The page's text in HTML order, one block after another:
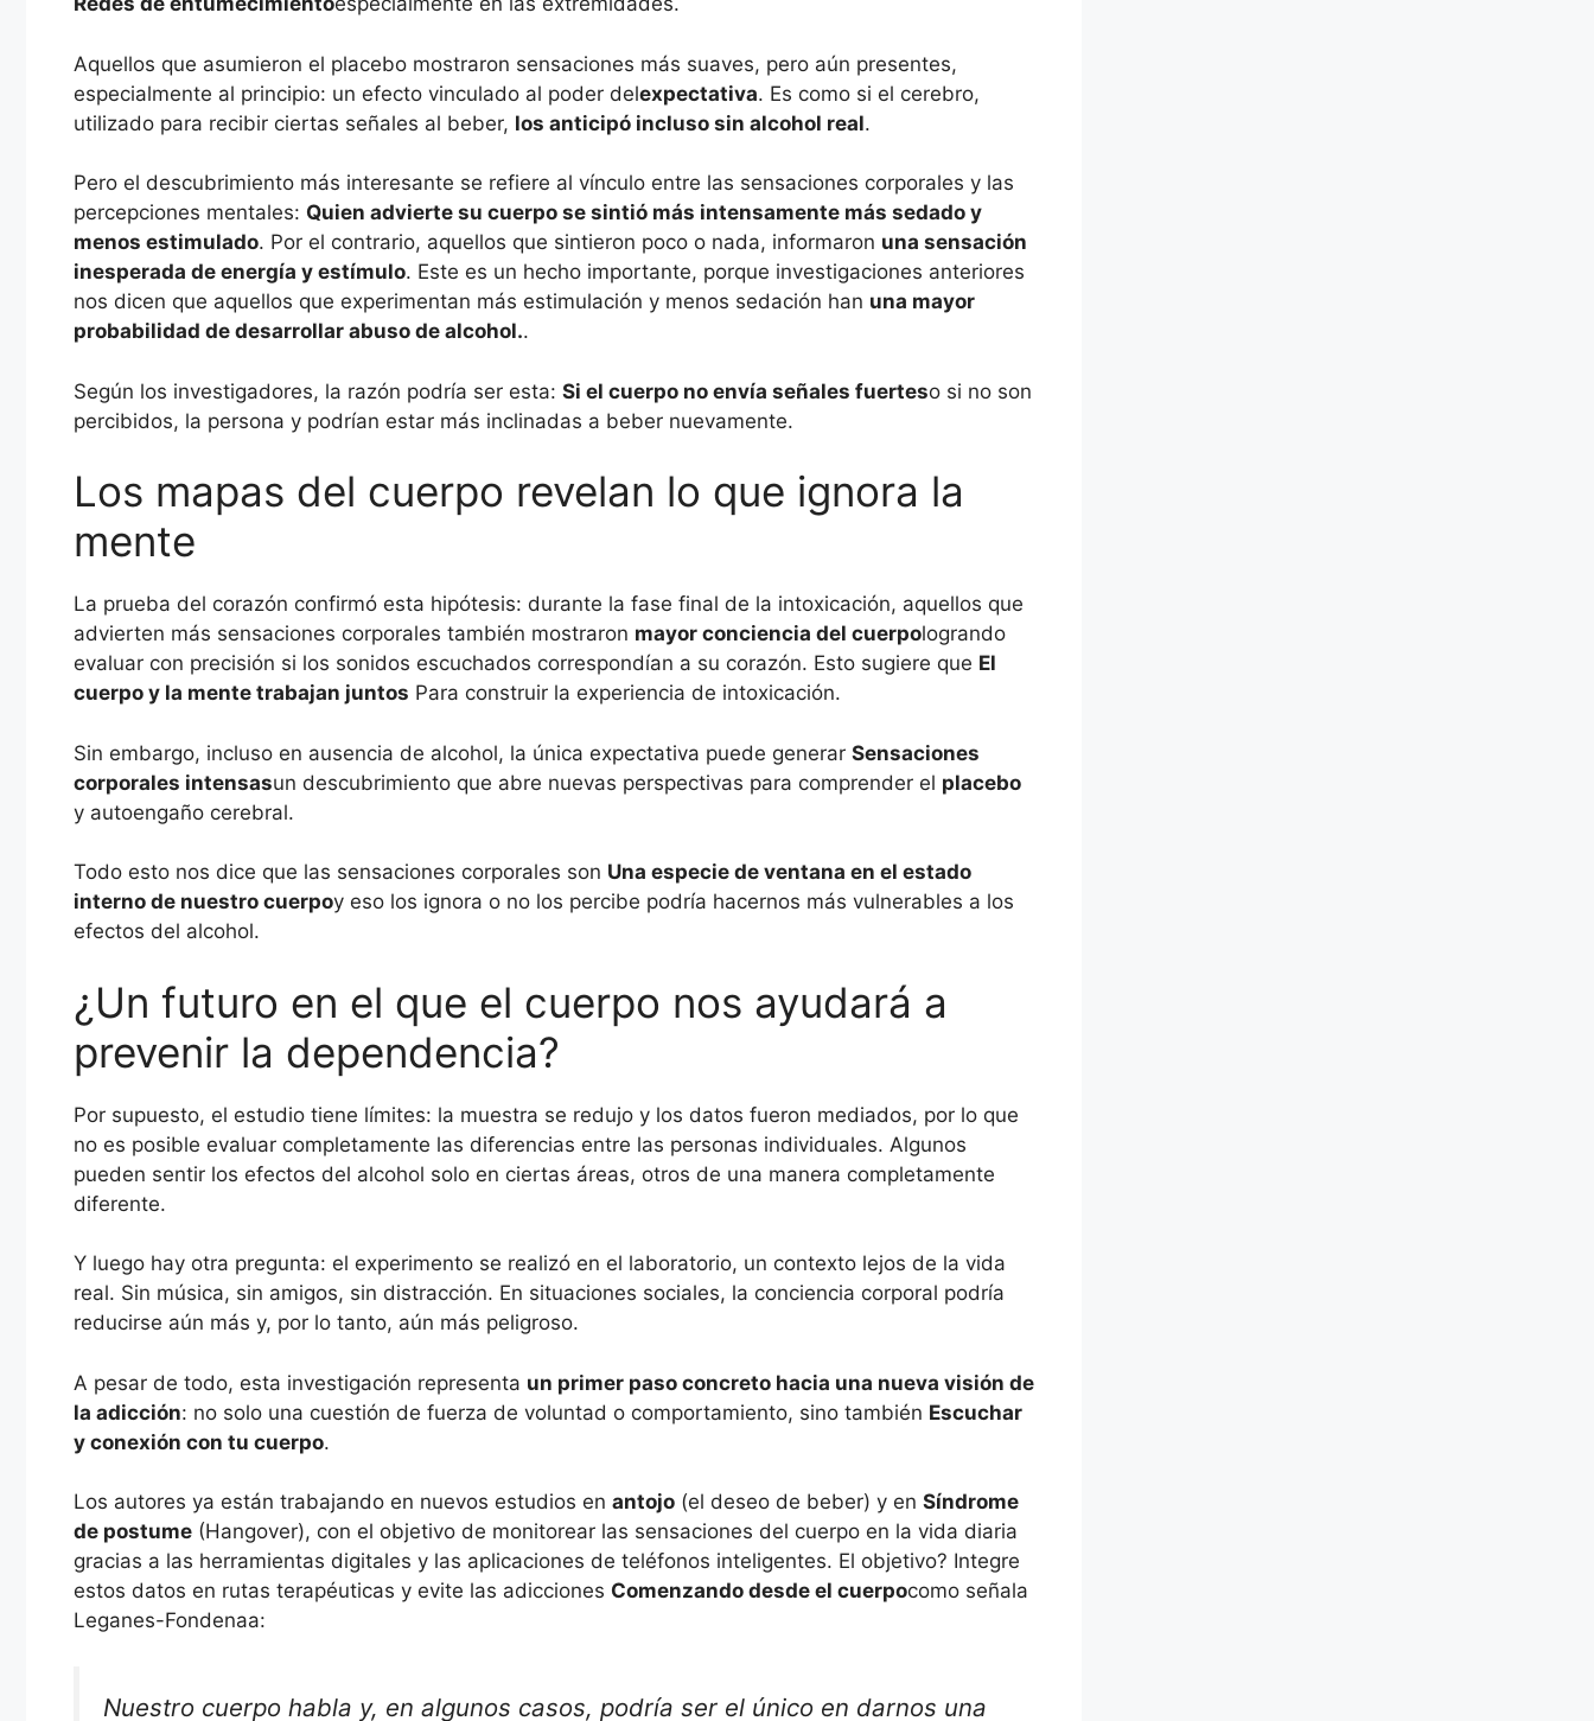
Aquellos que asumieron el placebo mostraron sensaciones más suaves, pero aún presentes,
especialmente al principio: un efecto vinculado al poder delexpectativa. Es como si el cerebro,
utilizado para recibir ciertas señales al beber, los anticipó incluso sin alcohol real.
Pero el descubrimiento más interesante se refiere al vínculo entre las sensaciones corporales y las
percepciones mentales: Quien advierte su cuerpo se sintió más intensamente más sedado y
menos estimulado. Por el contrario, aquellos que sintieron poco o nada, informaron una sensación
inesperada de energía y estímulo. Este es un hecho importante, porque investigaciones anteriores
nos dicen que aquellos que experimentan más estimulación y menos sedación han una mayor
probabilidad de desarrollar abuso de alcohol..
Según los investigadores, la razón podría ser esta: Si el cuerpo no envía señales fuerteso si no son
percibidos, la persona y podrían estar más inclinadas a beber nuevamente.
Los mapas del cuerpo revelan lo que ignora la
mente
La prueba del corazón confirmó esta hipótesis: durante la fase final de la intoxicación, aquellos que
advierten más sensaciones corporales también mostraron mayor conciencia del cuerpologrando
evaluar con precisión si los sonidos escuchados correspondían a su corazón. Esto sugiere que El
cuerpo y la mente trabajan juntos Para construir la experiencia de intoxicación.
Sin embargo, incluso en ausencia de alcohol, la única expectativa puede generar Sensaciones
corporales intensasun descubrimiento que abre nuevas perspectivas para comprender el placebo
y autoengaño cerebral.
Todo esto nos dice que las sensaciones corporales son Una especie de ventana en el estado
interno de nuestro cuerpoy eso los ignora o no los percibe podría hacernos más vulnerables a los
efectos del alcohol.
¿Un futuro en el que el cuerpo nos ayudará a
prevenir la dependencia?
Por supuesto, el estudio tiene límites: la muestra se redujo y los datos fueron mediados, por lo que
no es posible evaluar completamente las diferencias entre las personas individuales. Algunos
pueden sentir los efectos del alcohol solo en ciertas áreas, otros de una manera completamente
diferente.
Y luego hay otra pregunta: el experimento se realizó en el laboratorio, un contexto lejos de la vida
real. Sin música, sin amigos, sin distracción. En situaciones sociales, la conciencia corporal podría
reducirse aún más y, por lo tanto, aún más peligroso.
A pesar de todo, esta investigación representa un primer paso concreto hacia una nueva visión de
la adicción: no solo una cuestión de fuerza de voluntad o comportamiento, sino también Escuchar
y conexión con tu cuerpo.
Los autores ya están trabajando en nuevos estudios en antojo (el deseo de beber) y en Síndrome
de postume (Hangover), con el objetivo de monitorear las sensaciones del cuerpo en la vida diaria
gracias a las herramientas digitales y las aplicaciones de teléfonos inteligentes. El objetivo? Integre
estos datos en rutas terapéuticas y evite las adicciones Comenzando desde el cuerpocomo señala
Leganes-Fondenaa:
Nuestro cuerpo habla y, en algunos casos, podría ser el único en darnos una